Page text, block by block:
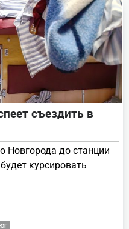
съездить в
Новгорода до станции
курсировать